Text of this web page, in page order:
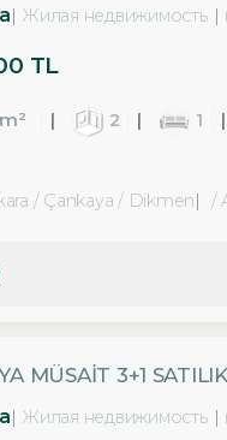
Жилая недвижимость
TL
2
1
/ Çankaya / Dikmen /
MÜSAİT 3+1
Жилая недвижимость